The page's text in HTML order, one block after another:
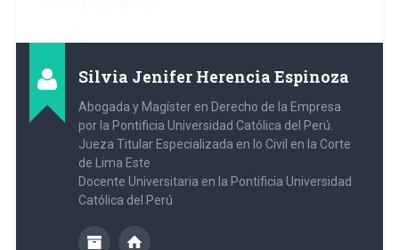
Silvia Jenifer Herencia Espinoza
Abogada y Magíster en Derecho de la Empresa
por la Pontificia Universidad Católica del Perú.
Jueza Titular Especializada en lo Civil en la Corte
de Lima Este
Docente Universitaria en la Pontificia Universidad
Católica del Perú